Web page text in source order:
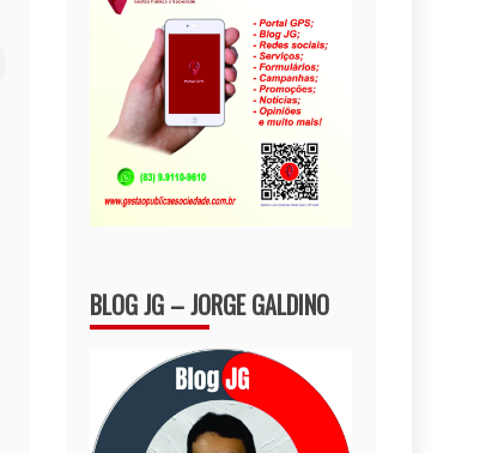
BLOG JG – JORGE GALDINO